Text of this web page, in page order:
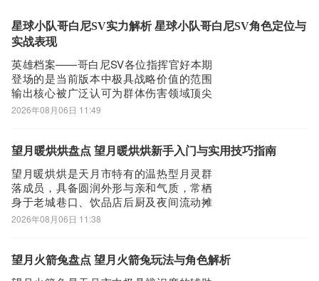
星球小队哥白尼SV实力解析 星球小队哥白尼SV角色定位与
实战表现
英雄档案——哥白尼SV各位指挥官好本期
登场的是当前版本中极具战略价值的范围
输出核心被广泛认可为群体伤害领域顶尖
战力的UR级英雄——哥白尼SV！接下来我
尼SV稀有度：UR核心定位：大范围群体打
系
2026年08月06日 11:49
望月暖烘烘盘点 望月暖烘烘新手入门与实用技巧指南
望月暖烘烘是天月市特有的温热型月灵群
落成员，具备圆润外形与亲和气质，常栖
身于老城巷口、饮品店后厨及夜间流动摊
点等生活气息浓厚的区域。作为兼具战斗
伤单位，而是以“温度调控”为核心能力贯穿
2026年08月06日 11:38
望月火箭兔盘点 望月火箭兔玩法与角色解析